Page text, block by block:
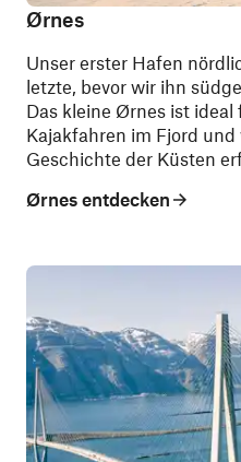
Ørnes
Unser erster Hafen
letzte, bevor wir ihn
Das kleine Ørnes ist
Kajakfahren im Fjord
Geschichte der Küsten
Ørnes entdecken